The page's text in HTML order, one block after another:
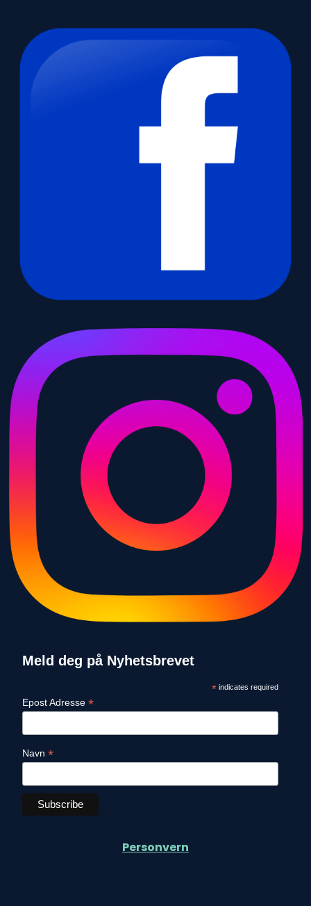
Meld deg på Nyhetsbrevet
*indicates required
Epost Adresse *
Navn *
Personvern